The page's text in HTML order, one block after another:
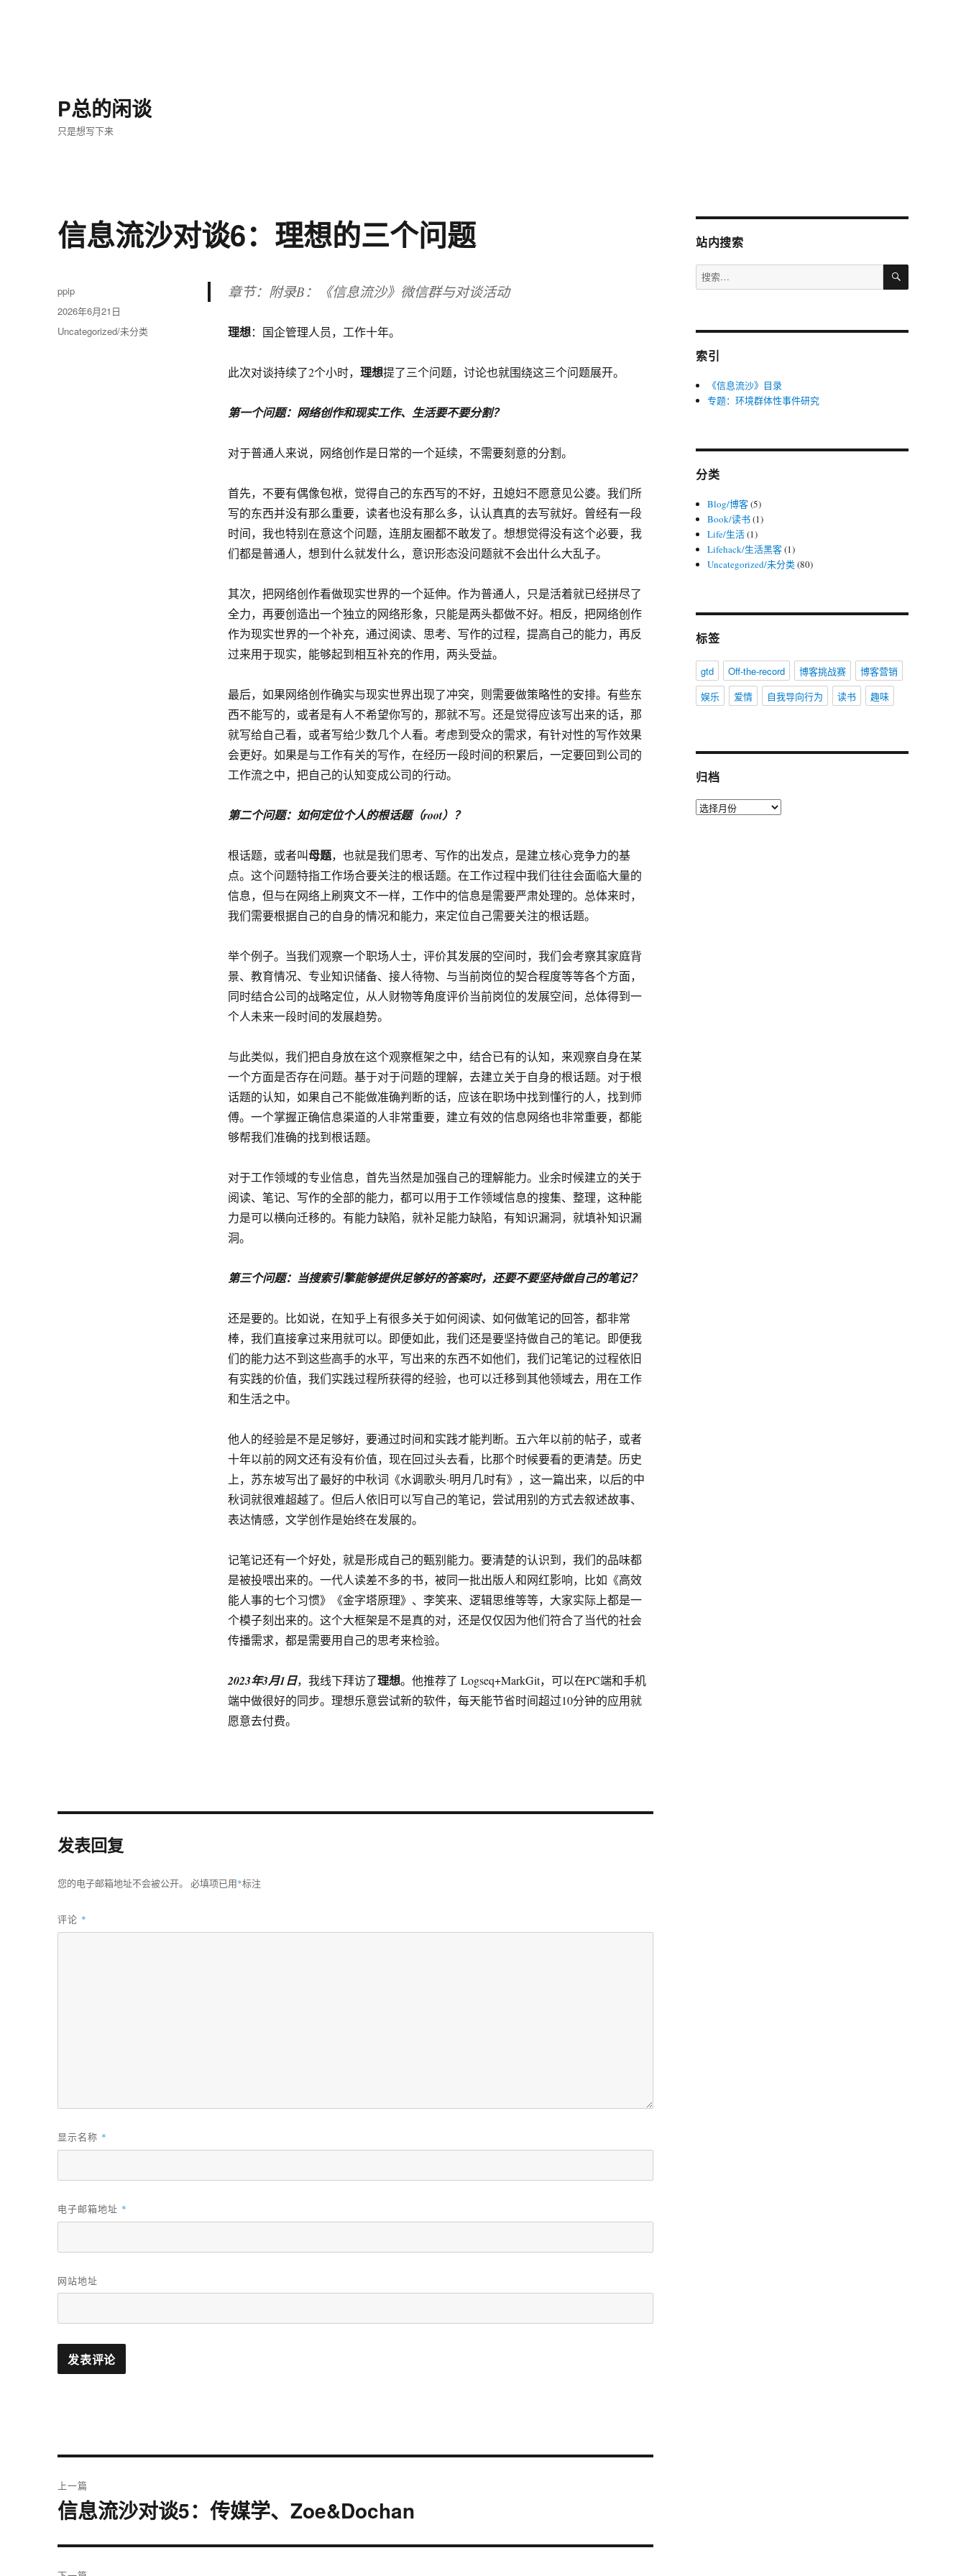
P总的闲谈
只是想写下来
信息流沙对谈6：理想的三个问题
章节：附录B：《信息流沙》微信群与对谈活动
理想：国企管理人员，工作十年。
此次对谈持续了2个小时， 理想提了三个问题，讨论也就围绕这三个问题展开。
第一个问题：网络创作和现实工作、生活要不要分割？
对于普通人来说，网络创作是日常的一个延续，不需要刻意的分割。
首先，不要有偶像包袱，觉得自己的东西写的不好，丑媳妇不愿意见公婆。我们所
写的东西并没有那么重要，读者也没有那么多，认认真真的去写就好。曾经有一段
时间，我也特别在意这个问题，连朋友圈都不敢发了。想想觉得没有这个必要，我
们都是普通人，想到什么就发什么，意识形态没问题就不会出什么大乱子。
其次，把网络创作看做现实世界的一个延伸。作为普通人，只是活着就已经拼尽了
全力，再要创造出一个独立的网络形象，只能是两头都做不好。相反，把网络创作
作为现实世界的一个补充，通过阅读、思考、写作的过程，提高自己的能力，再反
过来用于现实，能够起到相互补充的作用，两头受益。
最后，如果网络创作确实与现实世界出现了冲突，则需要做策略性的安排。有些东
西不能写的，或者是有人不希望你写的，那就不写。还是觉得应该写出来的话，那
就写给自己看，或者写给少数几个人看。考虑到受众的需求，有针对性的写作效果
会更好。如果是与工作有关的写作，在经历一段时间的积累后，一定要回到公司的
工作流之中，把自己的认知变成公司的行动。
第二个问题：如何定位个人的根话题（root）？
根话题，或者叫母题，也就是我们思考、写作的出发点，是建立核心竞争力的基
点。这个问题特指工作场合要关注的根话题。在工作过程中我们往往会面临大量的
信息，但与在网络上刷爽文不一样，工作中的信息是需要严肃处理的。总体来时，
我们需要根据自己的自身的情况和能力，来定位自己需要关注的根话题。
举个例子。当我们观察一个职场人士，评价其发展的空间时，我们会考察其家庭背
景、教育情况、专业知识储备、接人待物、与当前岗位的契合程度等等各个方面，
同时结合公司的战略定位，从人财物等角度评价当前岗位的发展空间，总体得到一
个人未来一段时间的发展趋势。
与此类似，我们把自身放在这个观察框架之中，结合已有的认知，来观察自身在某
一个方面是否存在问题。基于对于问题的理解，去建立关于自身的根话题。对于根
话题的认知，如果自己不能做准确判断的话，应该在职场中找到懂行的人，找到师
傅。一个掌握正确信息渠道的人非常重要，建立有效的信息网络也非常重要，都能
够帮我们准确的找到根话题。
对于工作领域的专业信息，首先当然是加强自己的理解能力。业余时候建立的关于
阅读、笔记、写作的全部的能力，都可以用于工作领域信息的搜集、整理，这种能
力是可以横向迁移的。有能力缺陷，就补足能力缺陷，有知识漏洞，就填补知识漏
洞。
第三个问题：当搜索引擎能够提供足够好的答案时，还要不要坚持做自己的笔记？
还是要的。比如说，在知乎上有很多关于如何阅读、如何做笔记的回答，都非常
棒，我们直接拿过来用就可以。即便如此，我们还是要坚持做自己的笔记。即便我
们的能力达不到这些高手的水平，写出来的东西不如他们，我们记笔记的过程依旧
有实践的价值，我们实践过程所获得的经验，也可以迁移到其他领域去，用在工作
和生活之中。
他人的经验是不是足够好，要通过时间和实践才能判断。五六年以前的帖子，或者
十年以前的网文还有没有价值，现在回过头去看，比那个时候要看的更清楚。历史
上，苏东坡写出了最好的中秋词《水调歌头·明月几时有》，这一篇出来，以后的中
秋词就很难超越了。但后人依旧可以写自己的笔记，尝试用别的方式去叙述故事、
表达情感，文学创作是始终在发展的。
记笔记还有一个好处，就是形成自己的甄别能力。要清楚的认识到，我们的品味都
是被投喂出来的。一代人读差不多的书，被同一批出版人和网红影响，比如《高效
能人事的七个习惯》《金字塔原理》、李笑来、逻辑思维等等，大家实际上都是一
个模子刻出来的。这个大框架是不是真的对，还是仅仅因为他们符合了当代的社会
传播需求，都是需要用自己的思考来检验。
2023年3月1日，我线下拜访了理想。他推荐了 Logseq+MarkGit，可以在PC端和手机
端中做很好的同步。理想乐意尝试新的软件，每天能节省时间超过10分钟的应用就
愿意去付费。
作
者
ppip
发
布
2026年6月21日
分
Uncategorized/未分类
发表回复
您的电子邮箱地址不会被公开。 必填项已用*标注
评论 *
显示名称 *
电子邮箱地址 *
网站地址
章
上一篇
上
文
章：
信息流沙对谈5：传媒学、Zoe&Dochan
站内搜索
搜
索：
搜
索引
《信息流沙》目录
专题：环境群体性事件研究
分类
Blog/博客(5)
Book/读书(1)
Life/生活(1)
Lifehack/生活黑客(1)
Uncategorized/未分类(80)
标签
gtd Off-the-record 博客挑战赛
博客营销
娱乐
爱情 自我导向行为 读书 趣味
归档
归